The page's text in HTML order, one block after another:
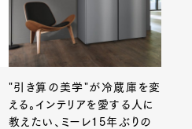
"引き算の美学"が冷蔵庫を変
える。インテリアを愛する人に
教えたい、ミーレ15年ぶりの